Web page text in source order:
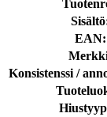
EAN:
Konsistenssi /